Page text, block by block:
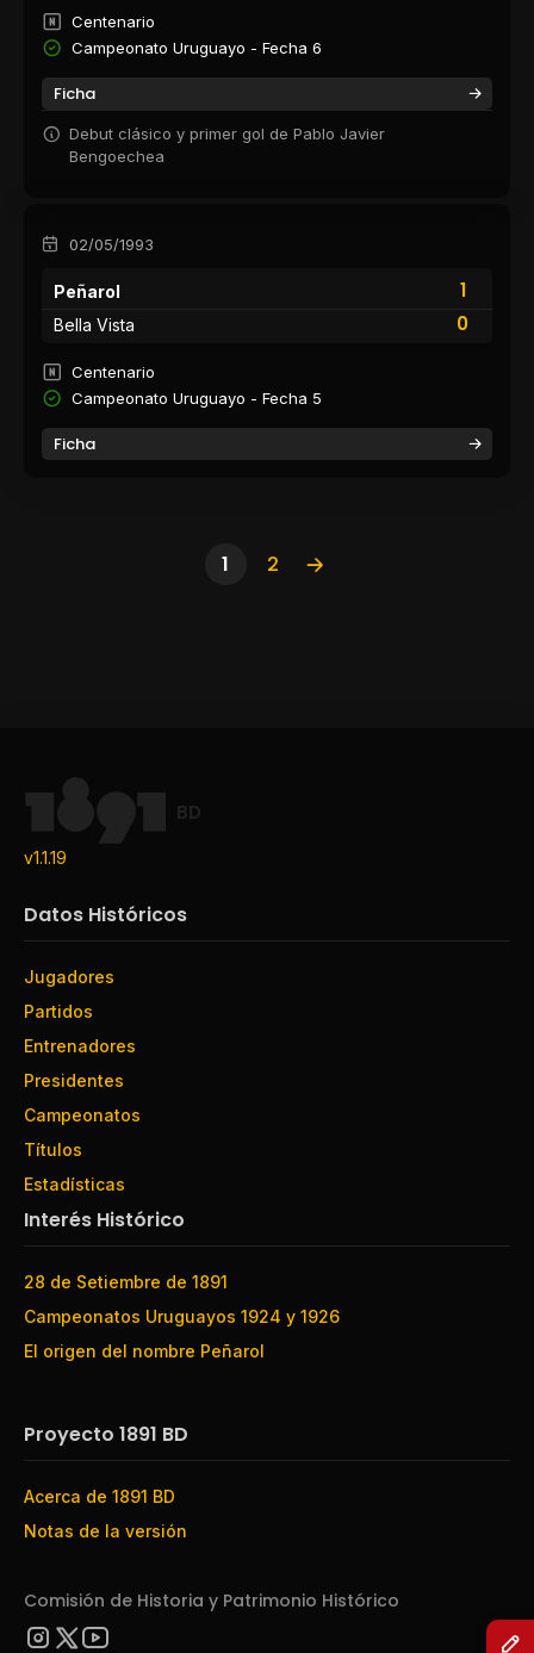
Centenario
Campeonato Uruguayo - Fecha 6
Ficha
Debut clásico y primer gol de Pablo Javier
Bengoechea
02/05/1993
Peñarol
1
0
Bella Vista
Centenario
Campeonato Uruguayo - Fecha 5
Ficha
1 2
BD
v1.1.19
Datos Históricos
Jugadores
Partidos
Entrenadores
Presidentes
Campeonatos
Títulos
Estadísticas
Interés Histórico
28 de Setiembre de 1891
Campeonatos Uruguayos 1924 y 1926
El origen del nombre Peñarol
Proyecto 1891 BD
Acerca de 1891 BD
Notas de la versión
Comisión de Historia y Patrimonio Histórico